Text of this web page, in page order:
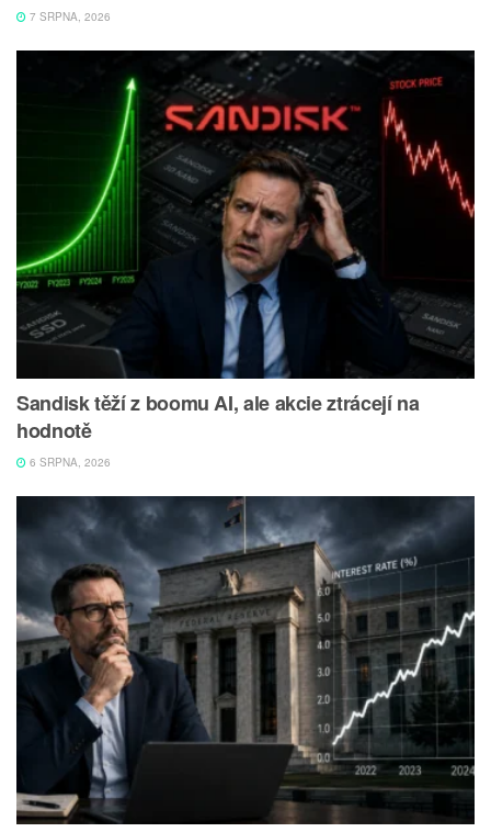
7 SRPNA, 2026
Sandisk těží z boomu AI, ale akcie ztrácejí na
hodnotě
6 SRPNA, 2026